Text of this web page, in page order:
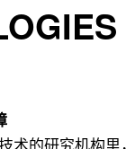
术的研究机构